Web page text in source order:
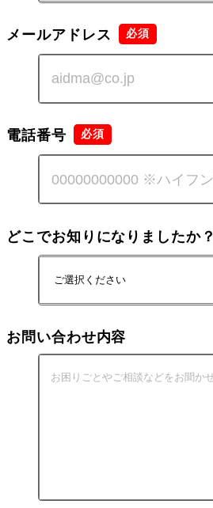
メールアドレス
電話番号
どこでお知りになりましたか？
お問い合わせ内容